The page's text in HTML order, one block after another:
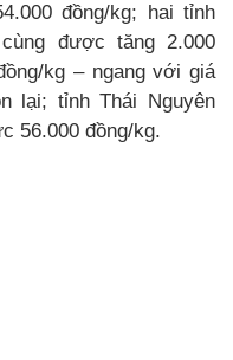
đồng/kg; hai tỉnh
được tăng 2.000
kg – ngang với giá
lại; tỉnh Thái Nguyên
56.000 đồng/kg.